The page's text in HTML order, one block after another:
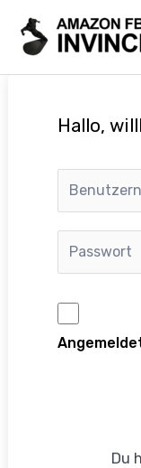
Hallo,
Du